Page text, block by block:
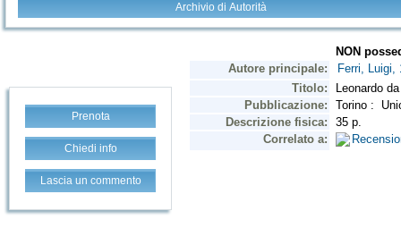
Archivio di Autorità
Prenota
Chiedi info
Lascia un commento